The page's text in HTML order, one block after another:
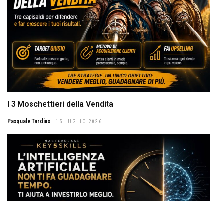
I 3 Moschettieri della Vendita
Pasquale Tardino 15 LUGLIO 2026